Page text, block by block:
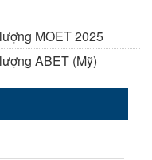
MOET 2025
ABET (Mỹ)